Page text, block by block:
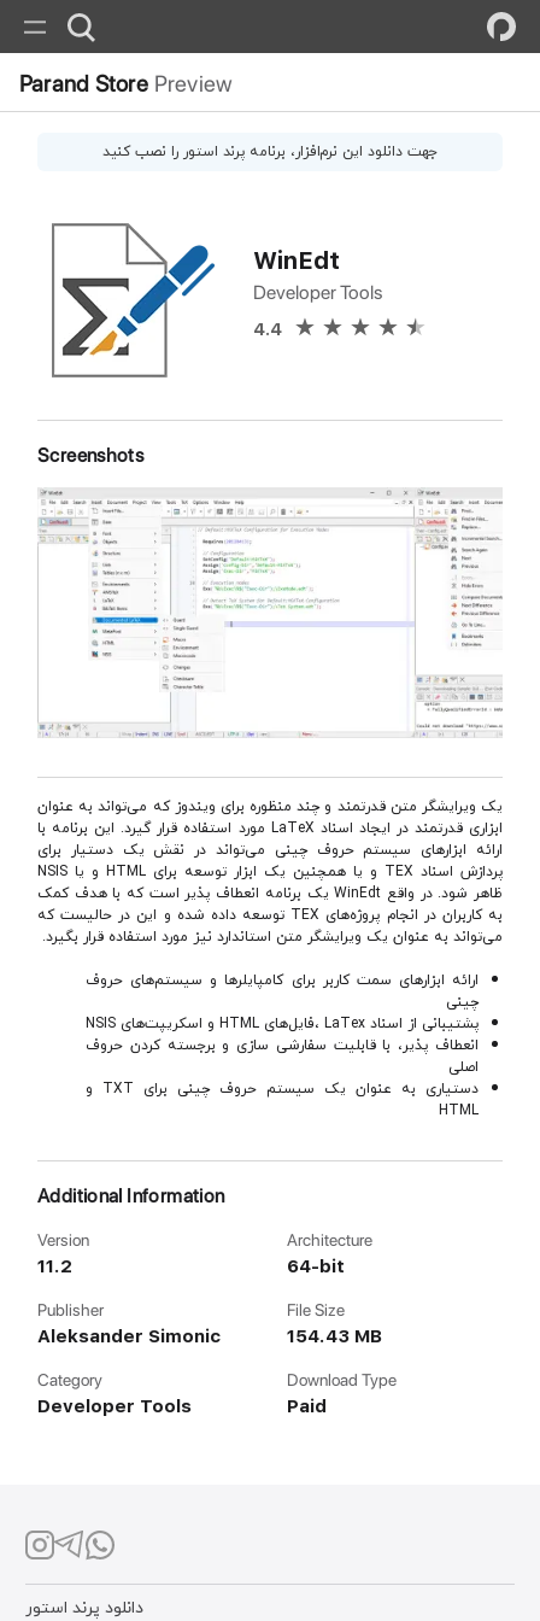
Parand Store Preview
جهت دانلود این نرم‌افزار، برنامه پرند استور را نصب کنید
WinEdt
Developer Tools
4.4
Screenshots
یک ویرایشگر متن قدرتمند و چند منظوره برای ویندوز که می‌تواند به عنوان
ابزاری قدرتمند در ایجاد اسناد LaTeX مورد استفاده قرار گیرد. این برنامه با
ارائه ابزارهای سیستم حروف چینی می‌تواند در نقش یک دستیار برای
پردازش اسناد TEX و یا همچنین یک ابزار توسعه برای HTML و یا NSIS
ظاهر شود. در واقع WinEdt یک برنامه انعطاف پذیر است که با هدف کمک
به کاربران در انجام پروژه‌های TEX توسعه داده شده و این در حالیست که
می‌تواند به عنوان یک ویرایشگر متن استاندارد نیز مورد استفاده قرار بگیرد.
ارائه ابزارهای سمت کاربر برای کامپایلرها و سیستم‌های حروف
چینی
پشتیبانی از اسناد LaTex ،فایل‌های HTML و اسکریپت‌های NSIS
انعطاف پذیر، با قابلیت سفارشی سازی و برجسته کردن حروف
اصلی
دستیاری به عنوان یک سیستم حروف چینی برای TXT و
HTML
Additional Information
Version
11.2
Architecture
64-bit
Publisher
Aleksander Simonic
File Size
154.43 MB
Category
Developer Tools
Download Type
Paid
دانلود پرند استور